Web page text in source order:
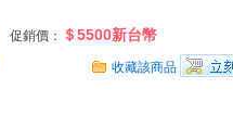
促銷價： ＄5500新台幣
收藏該商品